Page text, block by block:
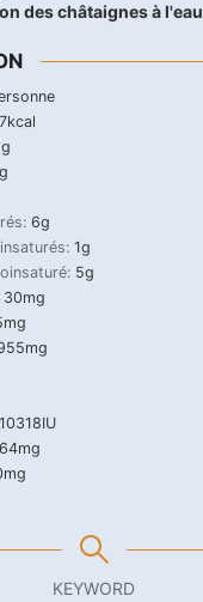
des châtaignes à l'eau
kcal
g
6g
1g
5g
30mg
mg
mg
10318IU
64mg
mg
KEYWORD